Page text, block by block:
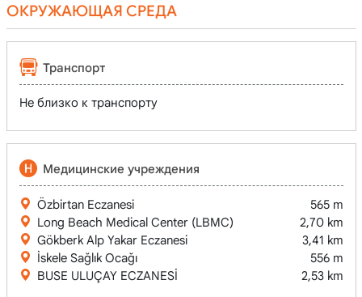
ОКРУЖАЮЩАЯ СРЕДА
Транспорт
Не близко к транспорту
Медицинские учреждения
Özbirtan Eczanesi
565 m
Long Beach Medical Center (LBMC)
2,70 km
Gökberk Alp Yakar Eczanesi
3,41 km
İskele Sağlık Ocağı
556 m
BUSE ULUÇAY ECZANESİ
2,53 km